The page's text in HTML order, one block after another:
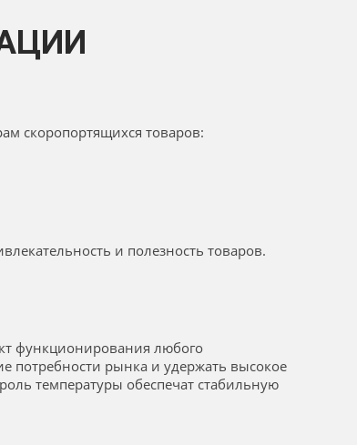
скоропортящихся товаров:
и полезность товаров.
функционирования любого
потребности рынка и удержать высокое
температуры обеспечат стабильную